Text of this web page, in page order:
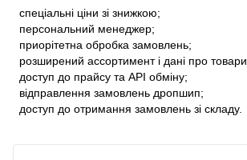
спеціальні ціни зі знижкою;
персональний менеджер;
приорітетна обробка замовлень;
розширений ассортимент і дані про
доступ до прайсу та API обміну;
відправлення замовлень дропшип;
доступ до отримання замовлень зі складу.